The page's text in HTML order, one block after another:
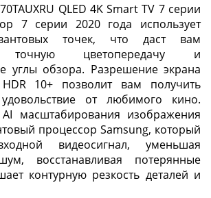
QLED 4K Smart TV 7 серии
7 серии 2020 года использует
точек, что даст вам
точную цветопередачу и
углы обзора. Разрешение экрана
10+ позволит вам получить
от любимого кино.
масштабирования изображения
процессор Samsung, который
видеосигнал, уменьшая
восстанавливая потерянные
контурную резкость деталей и